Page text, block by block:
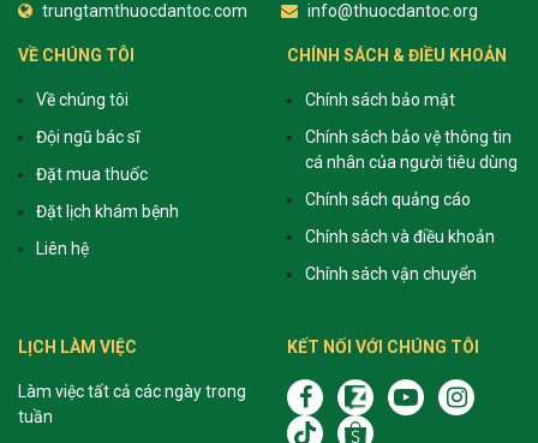
trungtamthuocdantoc.com info@thuocdantoc.org
VỀ CHÚNG TÔI
Về chúng tôi
Đội ngũ bác sĩ
Đặt mua thuốc
Đặt lịch khám bệnh
Liên hệ
CHÍNH SÁCH & ĐIỀU KHOẢN
Chính sách bảo mật
Chính sách bảo vệ thông tin
cá nhân của người tiêu dùng
Chính sách quảng cáo
Chính sách và điều khoản
Chính sách vận chuyển
LỊCH LÀM VIỆC
Làm việc tất cả các ngày trong
tuần
KẾT NỐI VỚI CHÚNG TÔI